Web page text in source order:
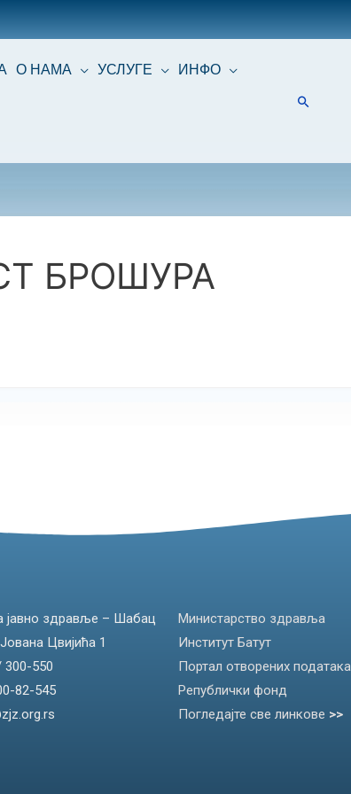
О НАМА УСЛУГЕ ИНФО
БРОШУРА
јавно здравље – Шабац
Цвијића 1
300-550
82-545
Министарство здравља
Институт Батут
Портал отворених података
Републички фонд
Погледајте све линкове >>